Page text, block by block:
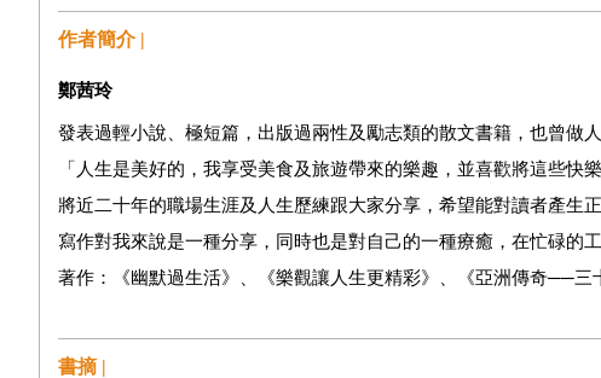
作者簡介 |
鄭茜玲
發表過輕小說、極短篇，出版過兩性及勵志類的散文書籍，也曾做人
「人生是美好的，我享受美食及旅遊帶來的樂趣，並喜歡將這些
將近二十年的職場生涯及人生歷練跟大家分享，希望能對讀者產生正
寫作對我來說是一種分享，同時也是對自己的一種療癒，在忙碌的
著作：《幽默過生活》、《樂觀讓人生更精彩》、《亞洲傳奇──三
書摘 |